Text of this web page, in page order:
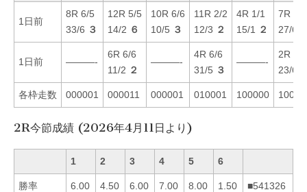
1日前
8R 6/5
33/6 ３
12R 5/5
14/2 ６
10R 6/6
10/5 ３
11R 2/2
12/3 ２
4R 1/1
15/1
２
7R 4/6
27/6
1日前 ———-
6R 6/6
11/2 ２
———-
4R 6/6
31/5 ３
———-
2R 1/1
23/6
各枠走数 000001 000011 000001 010001 100000
2R今節成績 (2026年4月11日より)
1 2 3 4 5 6
勝率 6.00 4.50 6.00 7.00 8.00 1.50 ■541326